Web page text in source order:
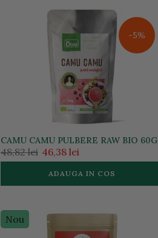
-5%
CAMU CAMU PULBERE RAW BIO 60G
48,82 lei 46,38 lei
ADAUGA IN COS
Nou